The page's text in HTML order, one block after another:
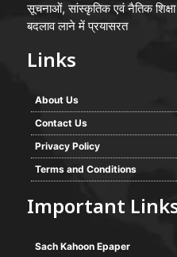
सूचनाओं, सांस्कृतिक एवं नैतिक
बदलाव लाने में प्रयासरत
Links
About Us
Contact Us
Privacy Policy
Terms and Conditions
Important
Sach Kahoon Epaper